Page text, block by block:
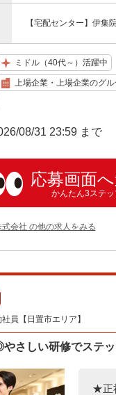
【宅配センター】伊集
ミドル（40代～）活躍中
上場企業・上場企業のグ
08/31 23:59 まで
応募画面
かんたん3ステッ
会社 の他の求人をみる
員【日置市エリア】
さしい研修でステ
★正